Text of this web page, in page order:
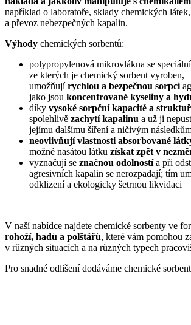
například o laboratoře, sklady chemických
a převoz nebezpečných kapalin.
Výhody chemických sorbentů:
polypropylenová mikrovlákna se
ze kterých je chemický sorbent vyroben,
umožňujírychlou a bezpečnou sorpci
jako jsou koncentrované kyseliny a
díky vysoké sorpční kapacitě a
spolehlivě zachytí kapalinu a už ji
jejímu dalšímu šíření a ničivým
neovlivňují vlastnosti absorbované
možné nasátou látku získat zpět v
vyznačují se značnou odolnostía při
agresivních kapalin se nerozpadají; tím
odklizení a ekologicky šetrnou likvidaci
V naší nabídce najdete chemické sorbenty ve
rohoží, hadů a polštářů, které vám pomohou
v různých situacích a na různých typech
Pro snadné odlišení dodáváme chemické